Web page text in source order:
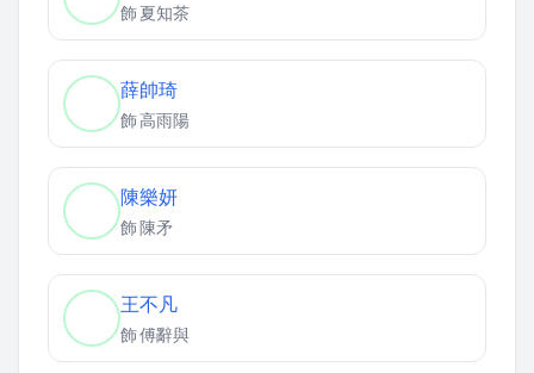
飾夏知茶
薛帥琦
飾高雨陽
陳樂妍
飾陳矛
王不凡
飾傅辭與